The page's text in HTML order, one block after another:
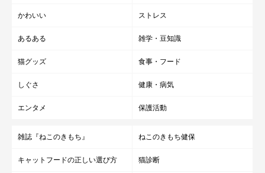
かわいい ストレス
あるある 雑学・豆知識
猫グッズ 食事・フード
しぐさ 健康・病気
エンタメ 保護活動
雑誌『ねこのきもち』 ねこのきもち健保
キャットフードの正しい選び方 猫診断